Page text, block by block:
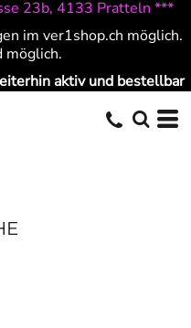
23b, 4133 Pratteln ***
im ver1shop.ch möglich.
möglich.
aktiv und bestellbar